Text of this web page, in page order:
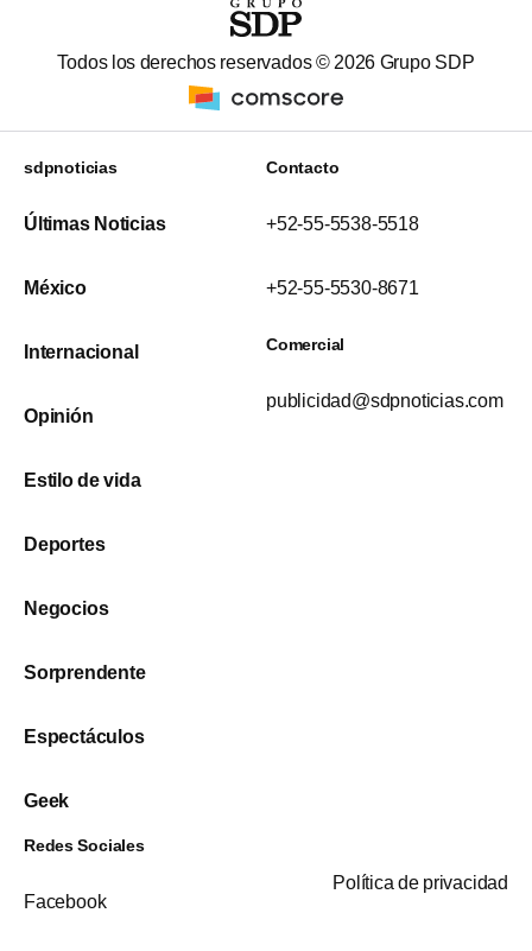
Todos los derechos reservados © 2026 Grupo SDP
sdpnoticias
Últimas Noticias
México
Internacional
Opinión
Estilo de vida
Deportes
Negocios
Sorprendente
Espectáculos
Geek
Contacto
+52-55-5538-5518
+52-55-5530-8671
Comercial
publicidad@sdpnoticias.com
Redes Sociales
Facebook
Política de privacidad